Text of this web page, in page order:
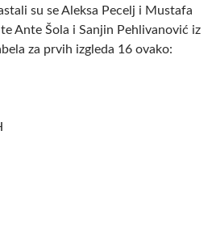
su se Aleksa Pecelj i Mustafa
Ante Šola i Sanjin Pehlivanović iz
za prvih izgleda 16 ovako: